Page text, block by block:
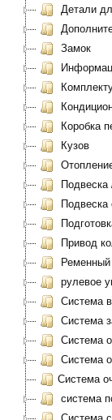
Детали
Замок
Коробка
Кузов
Подвеска
Подвеска
Привод
рулевое
Система
Система
Система
Система
Система
система